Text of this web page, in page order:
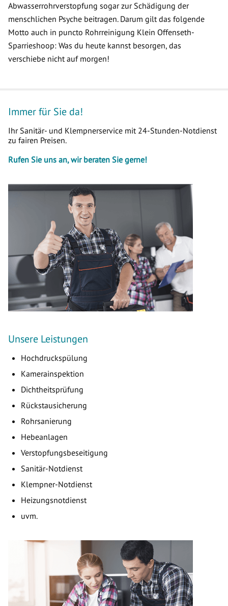
Abwasserrohrverstopfung sogar zur Schädigung der
menschlichen Psyche beitragen. Darum gilt das folgende
Motto auch in puncto Rohrreinigung Klein Offenseth-
Sparrieshoop: Was du heute kannst besorgen, das
verschiebe nicht auf morgen!
Immer für Sie da!
Ihr Sanitär- und Klempnerservice mit 24-Stunden-Notdienst
zu fairen Preisen.
Rufen Sie uns an, wir beraten Sie gerne!
Unsere Leistungen
Hochdruckspülung
Kamerainspektion
Dichtheitsprüfung
Rückstausicherung
Rohrsanierung
Hebeanlagen
Verstopfungsbeseitigung
Sanitär-Notdienst
Klempner-Notdienst
Heizungsnotdienst
uvm.